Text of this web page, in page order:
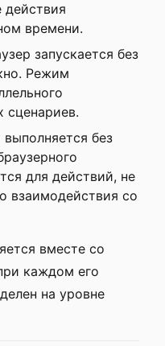
времени.
запускается без
Режим
сценариев.
без
для действий, не
взаимодействия со
вместе со
каждом его
на уровне